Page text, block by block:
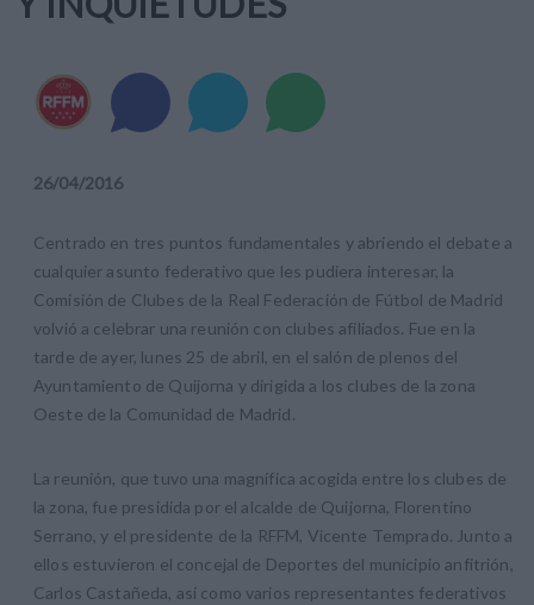
26/04/2016
Centrado en tres puntos fundamentales y abriendo el debate a
cualquier asunto federativo que les pudiera interesar, la
Comisión de Clubes de la Real Federación de Fútbol de Madrid
volvió a celebrar una reunión con clubes afiliados. Fue en la
tarde de ayer, lunes 25 de abril, en el salón de plenos del
Ayuntamiento de Quijorna y dirigida a los clubes de la zona
Oeste de la Comunidad de Madrid.
La reunión, que tuvo una magnífica acogida entre los clubes de
la zona, fue presidida por el alcalde de Quijorna, Florentino
Serrano, y el presidente de la RFFM, Vicente Temprado. Junto a
ellos estuvieron el concejal de Deportes del municipio anfitrión,
Carlos Castañeda, así como varios representantes federativos